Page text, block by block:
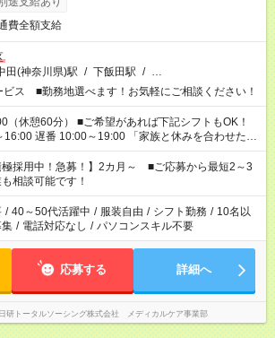
費全額支給
田(神奈川県)駅 / 下飯田駅 / …
ビス ■勤務地選べます！お気軽にご相談ください！
希望があれば下記シフトもOK！
番 10:00～19:00 「家族と休みを合わせた
を持って夕飯の準備がしたい」 「できれば残業はし
ど、ご希望を教えてくださいね。 ※Wワーク希望
覧のお仕事で希望する勤務時間と、もう1つのお仕事
合計で週40時間を超える場合は応募できません。
極採用中！急募！】2カ月～ ■ご応募から最短2～3
相談可能です！
/ 40～50代活躍中 / 服装自由 / シフト勤務 / 10名以
/ 電話対応なし / パソコンスキル不要
応募する 詳細へ
日研トータルソーシング株式会社 メディカルケア事業部